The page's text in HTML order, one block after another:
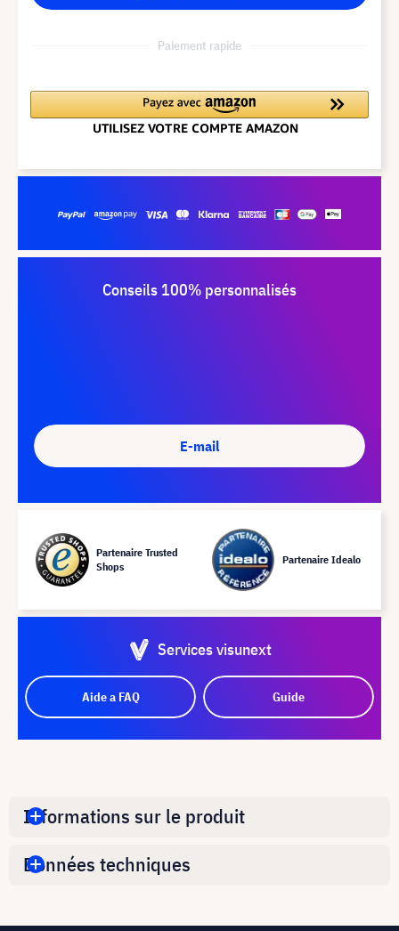
Paiement rapide
Conseils 100% personnalisés
E-mail
Partenaire Trusted
Shops
Partenaire Idealo
Services visunext
Aide a FAQ Guide
Informations sur le produit
Données techniques